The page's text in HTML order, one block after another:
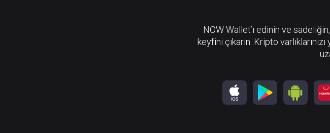
NOW Wallet’ı edinin ve
keyfini çıkarın. Kripto